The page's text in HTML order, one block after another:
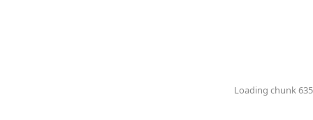
Loading chunk